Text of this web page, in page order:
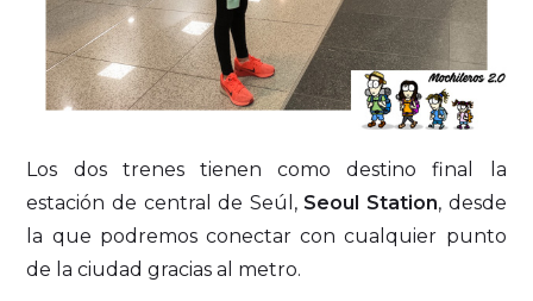
Los dos trenes tienen como destino final la
estación de central de Seúl, Seoul Station, desde
la que podremos conectar con cualquier punto
de la ciudad gracias al metro.